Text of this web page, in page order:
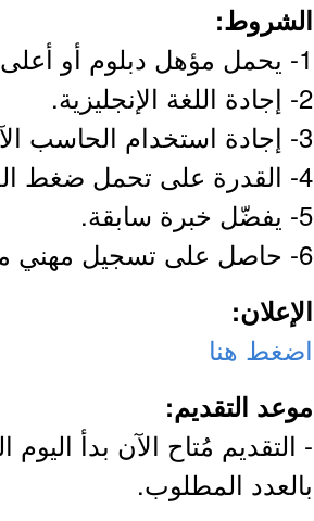
الشروط:
1- يحمل مؤهل دبلوم أو أعلى.
2- إجادة اللغة الإنجليزية.
3- إجادة استخدام الحاسب الآلي.
4- القدرة على تحمل ضغط العمل والتفاعل مع الجمهور.
5- يفضّل خبرة سابقة.
6- حاصل على تسجيل مهني من الهيئة السعودية للمراجعين والمحاسبين.
الإعلان:
اضغط هنا
موعد التقديم:
بالعدد المطلوب.